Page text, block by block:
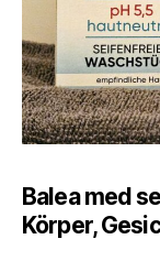
Balea med
Körper,